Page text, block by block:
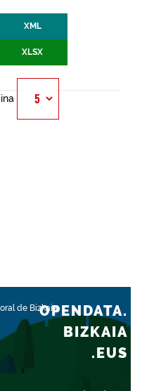
XML
XLSX
de BizkaiaOPENDATA.
BIZKAIA
.EUS